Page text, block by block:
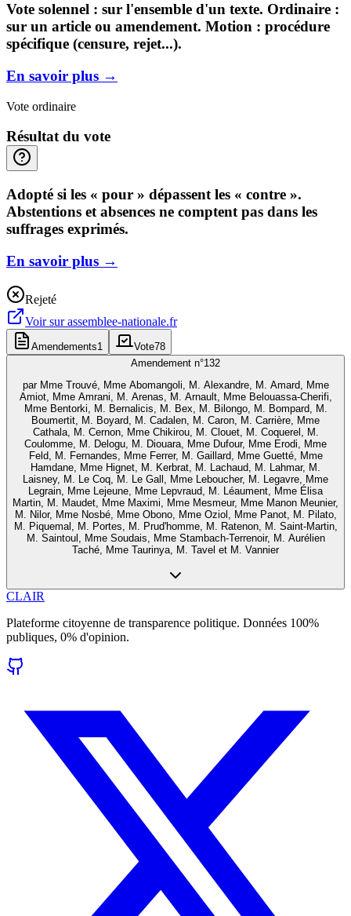
Vote solennel : sur l'ensemble d'un texte. Ordinaire :
sur un article ou amendement. Motion : procédure
spécifique (censure, rejet...).
En savoir plus →
Vote ordinaire
Résultat du vote
Adopté si les « pour » dépassent les « contre ».
Abstentions et absences ne comptent pas dans les
suffrages exprimés.
En savoir plus →
Rejeté
Voir surassemblee-nationale.fr
Amendements1 Vote78
Amendement n°132
par Mme Trouvé, Mme Abomangoli, M. Alexandre, M. Amard, Mme
Amiot, Mme Amrani, M. Arenas, M. Arnault, Mme Belouassa-Cherifi,
Mme Bentorki, M. Bernalicis, M. Bex, M. Bilongo, M. Bompard, M.
Boumertit, M. Boyard, M. Cadalen, M. Caron, M. Carrière, Mme
Cathala, M. Cernon, Mme Chikirou, M. Clouet, M. Coquerel, M.
Coulomme, M. Delogu, M. Diouara, Mme Dufour, Mme Erodi, Mme
Feld, M. Fernandes, Mme Ferrer, M. Gaillard, Mme Guetté, Mme
Hamdane, Mme Hignet, M. Kerbrat, M. Lachaud, M. Lahmar, M.
Laisney, M. Le Coq, M. Le Gall, Mme Leboucher, M. Legavre, Mme
Legrain, Mme Lejeune, Mme Lepvraud, M. Léaument, Mme Élisa
Martin, M. Maudet, Mme Maximi, Mme Mesmeur, Mme Manon Meunier,
M. Nilor, Mme Nosbé, Mme Obono, Mme Oziol, Mme Panot, M. Pilato,
M. Piquemal, M. Portes, M. Prud'homme, M. Ratenon, M. Saint-Martin,
M. Saintoul, Mme Soudais, Mme Stambach-Terrenoir, M. Aurélien
Taché, Mme Taurinya, M. Tavel et M. Vannier
CLAIR
Plateforme citoyenne de transparence politique. Données 100%
publiques, 0% d'opinion.